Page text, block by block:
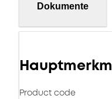
Dokumente
Product code